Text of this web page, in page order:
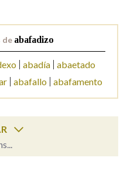
de abafadizo
abadía
abaetado
abafallo abafamento